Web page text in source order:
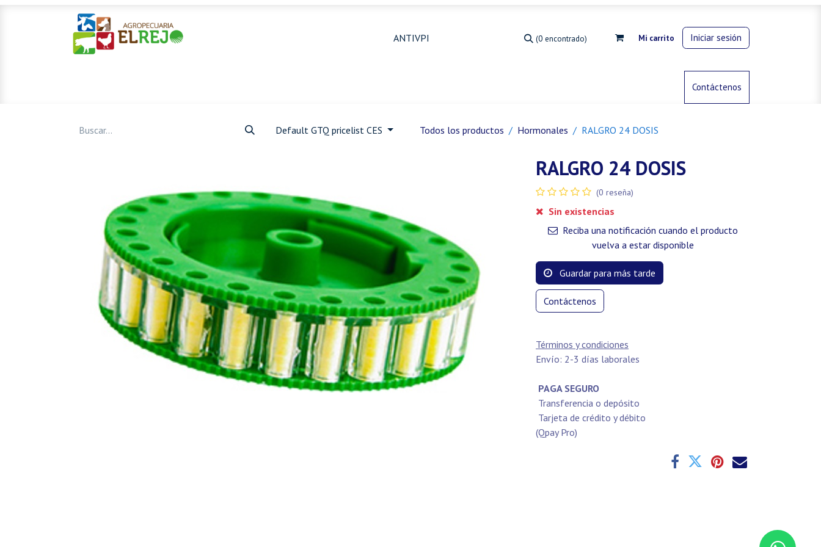
(0 encontrado) Mi carrito Iniciar sesión
Control de animalesContáctenos
Default GTQ pricelist CES Todos los productos Hormonales RALGRO 24 DOSIS
RALGRO 24 DOSIS
(0 reseña)
Sin existencias
Reciba una notificación cuando el producto
vuelva a estar disponible
Guardar para más tarde
Contáctenos
Términos y condiciones
Envío: 2-3 días laborales
PAGA SEGURO
Transferencia o depósito
Tarjeta de crédito y débito
(Qpay Pro)